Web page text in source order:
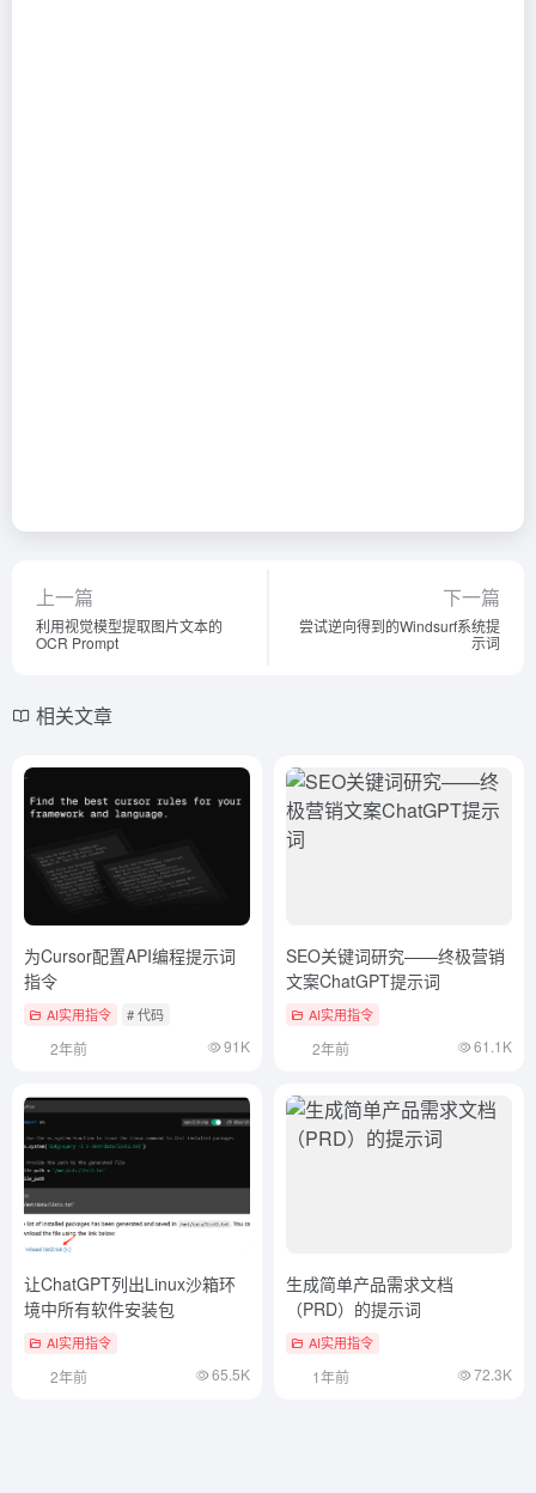
上一篇
利用视觉模型提取图片文本的
OCR Prompt
下一篇
尝试逆向得到的Windsurf系统提
示词
相关文章
为Cursor配置API编程提示词
指令
AI实用指令 # 代码
2年前 91K
SEO关键词研究——终极营销
文案ChatGPT提示词
AI实用指令
2年前 61.1K
让ChatGPT列出Linux沙箱环
境中所有软件安装包
AI实用指令
2年前 65.5K
生成简单产品需求文档
（PRD）的提示词
AI实用指令
1年前 72.3K